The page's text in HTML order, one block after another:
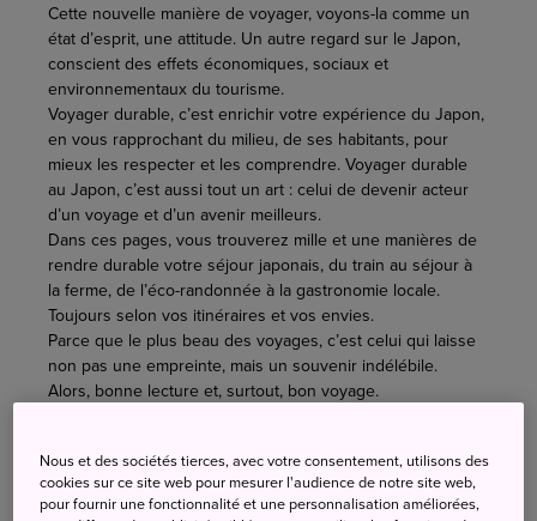
Cette nouvelle manière de voyager, voyons-la comme un
état d’esprit, une attitude. Un autre regard sur le Japon,
conscient des effets économiques, sociaux et
environnementaux du tourisme.
Voyager durable, c’est enrichir votre expérience du Japon,
en vous rapprochant du milieu, de ses habitants, pour
mieux les respecter et les comprendre. Voyager durable
au Japon, c’est aussi tout un art : celui de devenir acteur
d’un voyage et d’un avenir meilleurs.
Dans ces pages, vous trouverez mille et une manières de
rendre durable votre séjour japonais, du train au séjour à
la ferme, de l’éco-randonnée à la gastronomie locale.
Toujours selon vos itinéraires et vos envies.
Parce que le plus beau des voyages, c’est celui qui laisse
non pas une empreinte, mais un souvenir indélébile.
Alors, bonne lecture et, surtout, bon voyage.
Nous et des sociétés tierces, avec votre consentement, utilisons des
cookies sur ce site web pour mesurer l'audience de notre site web,
pour fournir une fonctionnalité et une personnalisation améliorées,